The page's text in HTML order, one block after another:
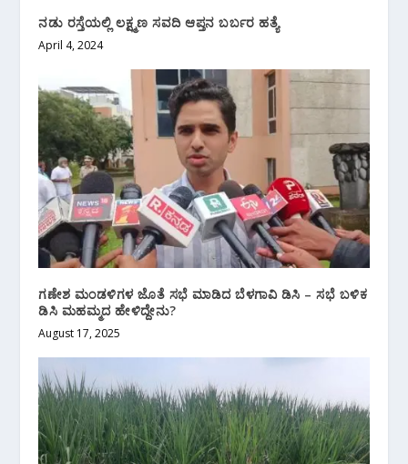
ನಡು ರಸ್ತೆಯಲ್ಲಿ ಲಕ್ಷ್ಮಣ ಸವದಿ ಆಪ್ತನ ಬರ್ಬರ ಹತ್ಯೆ
April 4, 2024
ಗಣೇಶ ಮಂಡಳಿಗಳ ಜೊತೆ ಸಭೆ ಮಾಡಿದ ಬೆಳಗಾವಿ ಡಿಸಿ – ಸಭೆ ಬಳಿಕ
ಡಿಸಿ ಮಹಮ್ಮದ ಹೇಳಿದ್ದೇನು?
August 17, 2025